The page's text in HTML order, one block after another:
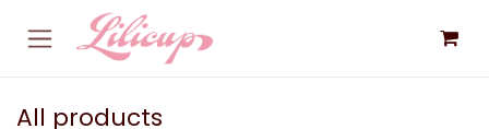
Skip to Content
All products